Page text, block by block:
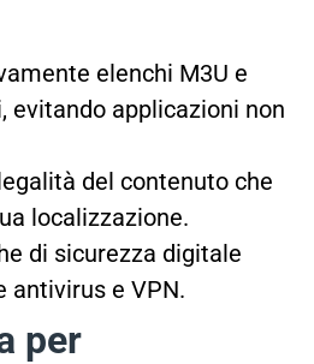
elenchi M3U e
evitando applicazioni non
del contenuto che
localizzazione.
di sicurezza digitale
antivirus e VPN.
per